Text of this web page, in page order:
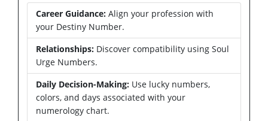
Career Guidance: Align your profession with
your Destiny Number.
Relationships: Discover compatibility using Soul
Urge Numbers.
Daily Decision-Making: Use lucky numbers,
colors, and days associated with your
numerology chart.